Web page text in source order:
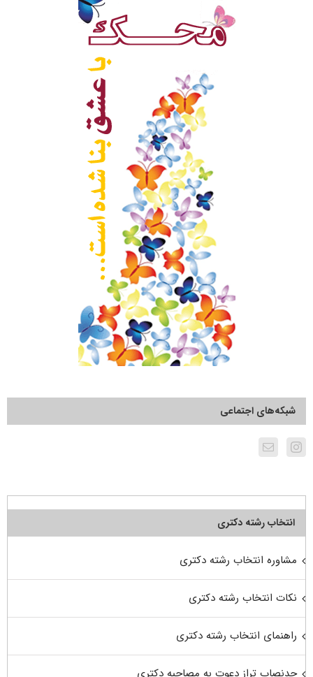
شبکه‌های اجتماعی
انتخاب رشته دکتری
مشاوره انتخاب رشته دکتری
نکات انتخاب رشته دکتری
راهنمای انتخاب رشته دکتری